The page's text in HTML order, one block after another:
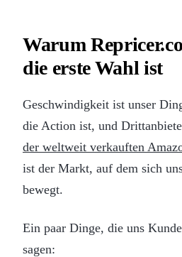
Warum
die erste Wahl ist
Geschwindigkeit ist unser
die Action ist, und
der weltweit verkauften
ist der Markt, auf dem sich
bewegt.
Ein paar Dinge, die uns
sagen: